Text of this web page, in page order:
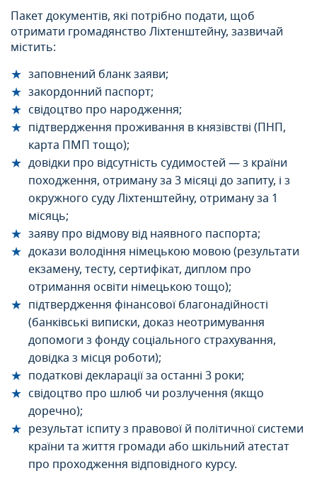
Пакет документів, які потрібно подати, щоб
отримати громадянство Ліхтенштейну, зазвичай
містить:
заповнений бланк заяви;
закордонний паспорт;
свідоцтво про народження;
підтвердження проживання в князівстві (ПНП,
карта ПМП тощо);
довідки про відсутність судимостей — з країни
походження, отриману за 3 місяці до запиту, і з
окружного суду Ліхтенштейну, отриману за 1
місяць;
заяву про відмову від наявного паспорта;
докази володіння німецькою мовою (результати
екзамену, тесту, сертифікат, диплом про
отримання освіти німецькою тощо);
підтвердження фінансової благонадійності
(банківські виписки, доказ неотримування
допомоги з фонду соціального страхування,
довідка з місця роботи);
податкові декларації за останні 3 роки;
свідоцтво про шлюб чи розлучення (якщо
доречно);
результат іспиту з правової й політичної системи
країни та життя громади або шкільний атестат
про проходження відповідного курсу.